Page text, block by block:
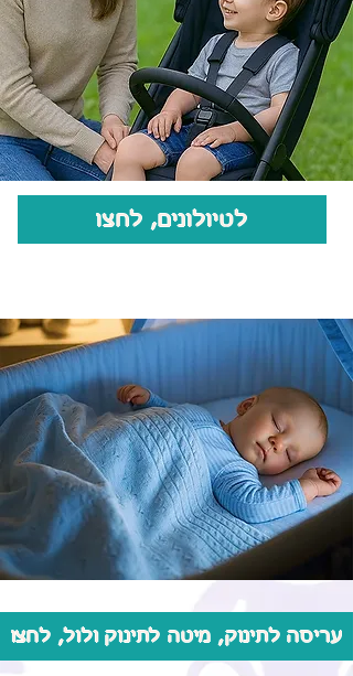
לטיולונים, לחצו
עריסה לתינוק, מיטה לתינוק ולול, לחצו